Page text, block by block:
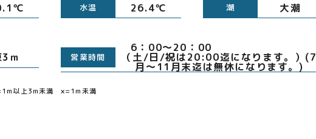
水温 26.4℃ 潮 大潮
3ｍ 営業時間
6：00～20：00
（土/日/祝は20:00迄になります。）(7
月～11月末迄は無休になります。)
以上3m未満 ×=1m未満